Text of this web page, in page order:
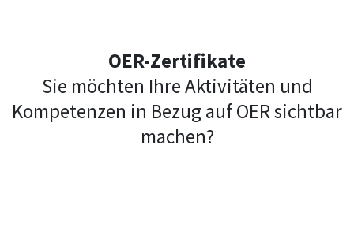
OER-Zertifikate
Sie möchten Ihre Aktivitäten und
Kompetenzen in Bezug auf OER sichtbar
machen?